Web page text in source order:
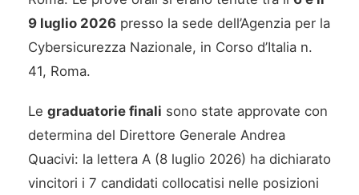
9 luglio 2026 presso la sede dell’Agenzia per la
Cybersicurezza Nazionale, in Corso d’Italia n.
41, Roma.
Le graduatorie finali sono state approvate con
determina del Direttore Generale Andrea
Quacivi: la lettera A (8 luglio 2026) ha dichiarato
vincitori i 7 candidati collocatisi nelle posizioni